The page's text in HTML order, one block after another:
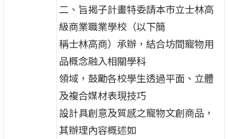
二、旨揭子計畫特委請本市立士林高
級商業職業學校（以下簡
稱士林高商）承辦，結合坊間寵物用
品概念融入相關學科
領域，鼓勵各校學生透過平面、立體
及複合媒材表現技巧
設計具創意及質感之寵物文創商品，
其辦理內容概述如